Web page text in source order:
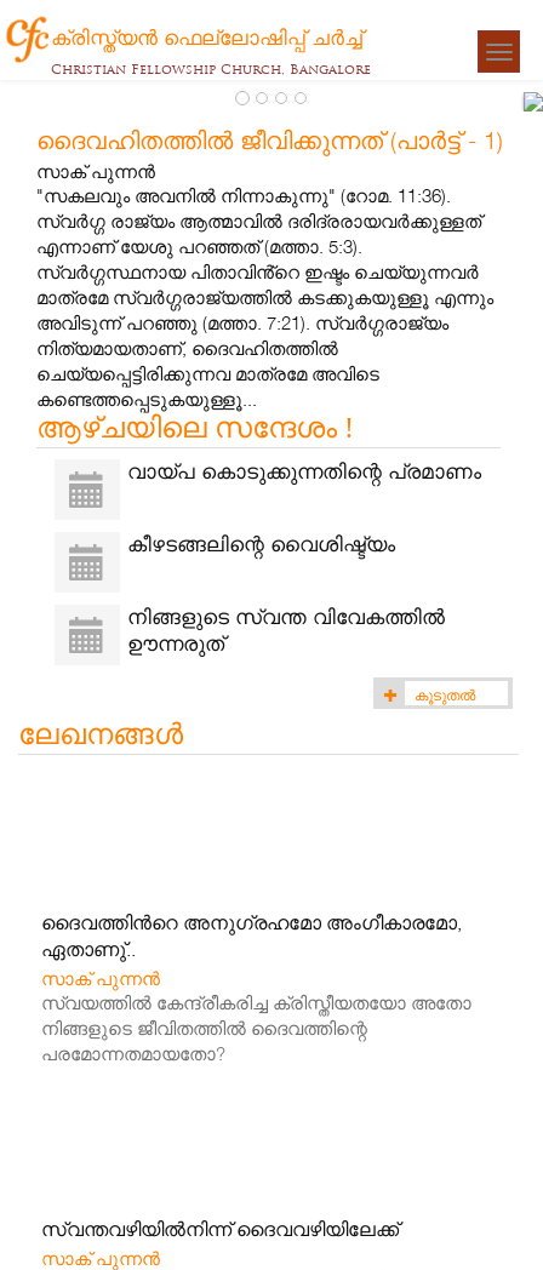
ക്രിസ്ത്യന്‍ ഫെല്ലോഷിപ്പ് ചര്‍ച്ച്
Christian Fellowship Church, Bangalore
ദൈവഹിതത്തിൽ ജീവിക്കുന്നത് (പാർട്ട് - 1)
സാക് പുന്നൻ
"സകലവും അവനിൽ നിന്നാകുന്നു" (റോമ. 11:36).
സ്വർഗ്ഗ രാജ്യം ആത്മാവിൽ ദരിദ്രരായവർക്കുള്ളത്
എന്നാണ് യേശു പറഞ്ഞത് (മത്താ. 5:3).
സ്വർഗ്ഗസ്ഥനായ പിതാവിൻ്റെ ഇഷ്ടം ചെയ്യുന്നവർ
മാത്രമേ സ്വർഗ്ഗരാജ്യത്തിൽ കടക്കുകയുള്ളൂ എന്നും
അവിടുന്ന് പറഞ്ഞു (മത്താ. 7:21). സ്വർഗ്ഗരാജ്യം
നിത്യമായതാണ്, ദൈവഹിതത്തിൽ
ചെയ്യപ്പെട്ടിരിക്കുന്നവ മാത്രമേ അവിടെ
കണ്ടെത്തപ്പെടുകയുള്ളൂ...
ആഴ്ചയിലെ സന്ദേശം !
വായ്പ കൊടുക്കുന്നതിന്റെ പ്രമാണം
കീഴടങ്ങലിന്റെ വൈശിഷ്ട്യം
നിങ്ങളുടെ സ്വന്ത വിവേകത്തിൽ
ഊന്നരുത്
കൂടുതൽ
ലേഖനങ്ങൾ
ദൈവത്തിന്‍റെ അനുഗ്രഹമോ അംഗീകാരമോ,
ഏതാണു്..
സാക് പുന്നൻ
സ്വയത്തിൽ കേന്ദ്രീകരിച്ച ക്രിസ്തീയതയോ അതോ
നിങ്ങളുടെ ജീവിതത്തിൽ ദൈവത്തിന്റെ
പരമോന്നതമായതോ?
സ്വന്തവഴിയില്‍നിന്ന് ദൈവവഴിയിലേക്ക്
സാക് പുന്നൻ